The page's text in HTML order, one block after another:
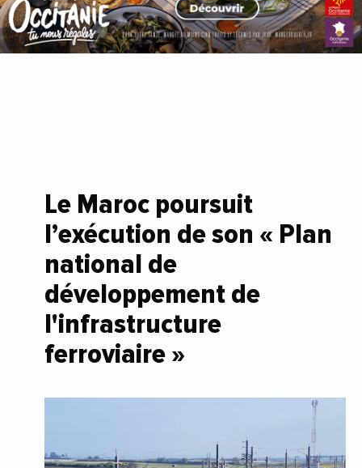
Le Maroc poursuit
l’exécution de son « Plan
national de
développement de
l'infrastructure
ferroviaire »